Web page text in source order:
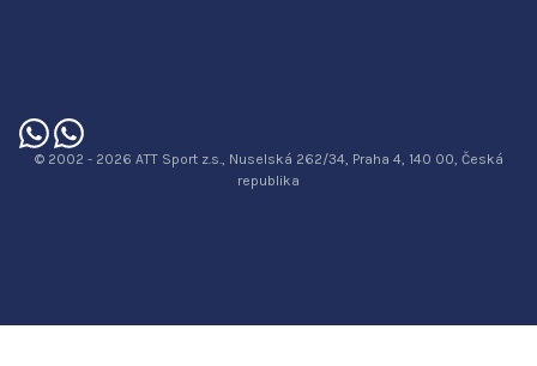
© 2002 - 2026 ATT Sport z.s., Nuselská 262/34, Praha 4, 140 00, Česká
republika